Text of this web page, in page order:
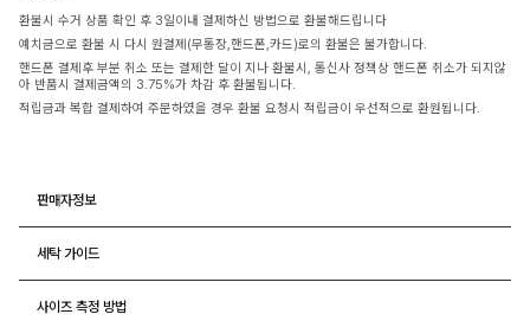
환불시 수거 상품 확인 후 3일이내 결제하신 방법으로 환불해드립니다
예치금으로 환불 시 다시 원결제(무통장,핸드폰,카드)로의 환불은 불가합니다.
핸드폰 결제후 부분 취소 또는 결제한 달이 지나 환불시, 통신사 정책상 핸드폰 취소가 되지않
아 반품시 결제금액의 3.75%가 차감 후 환불됩니다.
적립금과 복합 결제하여 주문하였을 경우 환불 요청시 적립금이 우선적으로 환원됩니다.
판매자정보
세탁 가이드
사이즈 측정 방법